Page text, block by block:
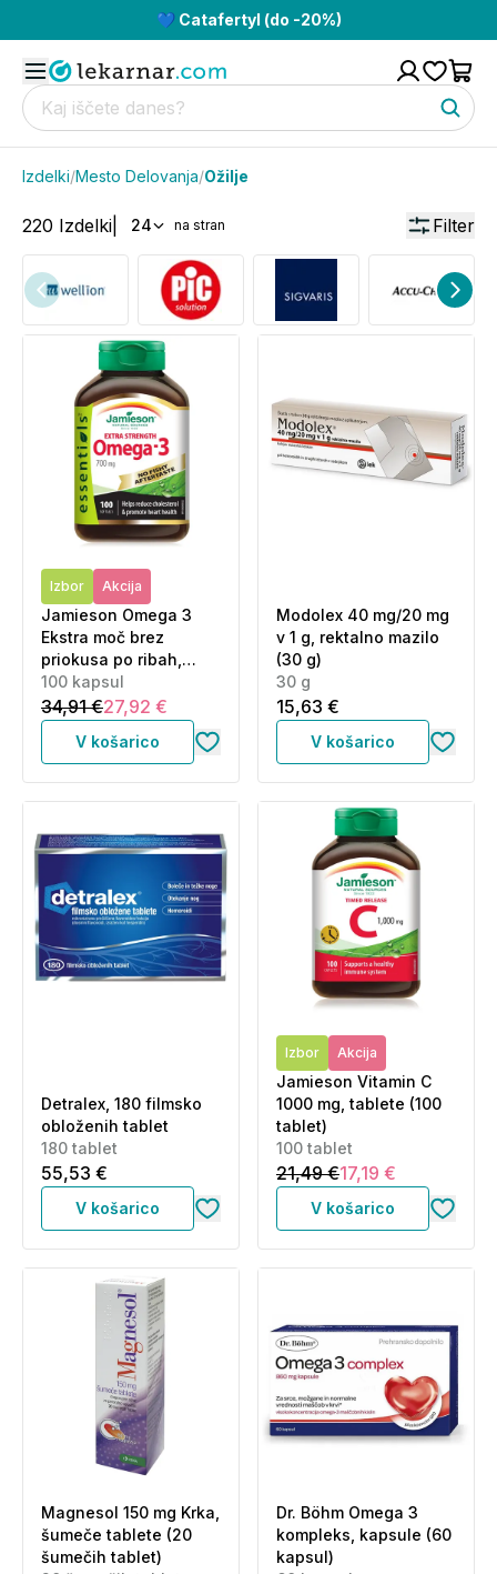
💙 Catafertyl (do -20%)
Izdelki/Mesto Delovanja/Ožilje
220 Izdelki 24 na stran Filter
Izbor Akcija
Jamieson Omega 3
Ekstra moč brez
priokusa po ribah,
kapsule (100 kapsul)
100 kapsul
34,91 €27,92 €
V košarico
Modolex 40 mg/20 mg
v 1 g, rektalno mazilo
(30 g)
30 g
15,63 €
V košarico
Detralex, 180 filmsko
obloženih tablet
180 tablet
55,53 €
V košarico
Izbor Akcija
Jamieson Vitamin C
1000 mg, tablete (100
tablet)
100 tablet
21,49 €17,19 €
V košarico
Magnesol 150 mg Krka,
šumeče tablete (20
šumečih tablet)
Dr. Böhm Omega 3
kompleks, kapsule (60
kapsul)